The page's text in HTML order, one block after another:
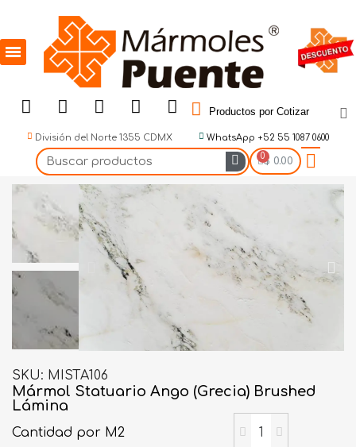
Productos por Cotizar
División del Norte 1355 CDMX WhatsApp +52 55 1087 0600
$ 0.00
SKU MISTA106
Mármol Statuario Ango (Grecia) Brushed
Lámina
Cantidad por M2